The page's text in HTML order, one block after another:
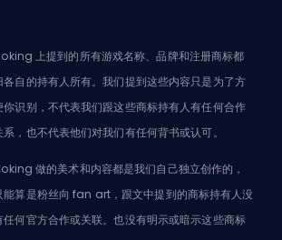
上提到的所有游戏名称、品牌和注册商标都
各自的持有人所有。我们提到这些内容只是为了方
你识别，不代表我们跟这些商标持有人有任何合作
系，也不代表他们对我们有任何背书或认可。
做的美术和内容都是我们自己独立创作的，
能算是粉丝向 fan art，跟文中提到的商标持有人没
任何官方合作或关联。也没有明示或暗示这些商标